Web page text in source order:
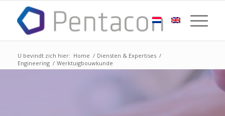
U bevindt zich hier: Home / Diensten & Expertises /
Engineering / Werktuigbouwkunde